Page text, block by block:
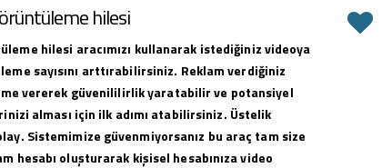
hilesi
hilesi aracımızı kullanarak istediğiniz videoya
sayısını arttırabilirsiniz. Reklam verdiğiniz
vererek güvenililirlik yaratabilir ve potansiyel
alması için ilk adımı atabilirsiniz. Üstelik
Sistemimize güvenmiyorsanız bu araç tam size
hesabı oluşturarak kişisel hesabınıza video